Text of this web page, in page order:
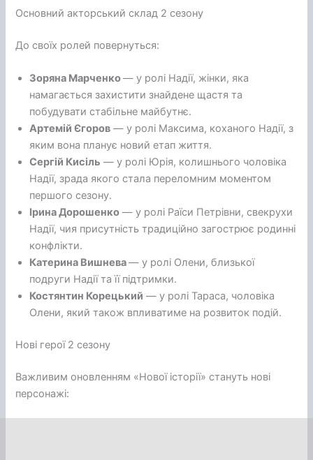
Основний акторський склад 2 сезону
До своїх ролей повернуться:
Зоряна Марченко— у ролі Надії, жінки, яка
намагається захистити знайдене щастя та
побудувати стабільне майбутнє.
Артемій Єгоров — у ролі Максима, коханого Надії, з
яким вона планує новий етап життя.
Сергій Кисіль — у ролі Юрія, колишнього чоловіка
Надії, зрада якого стала переломним моментом
першого сезону.
Ірина Дорошенко — у ролі Раїси Петрівни, свекрухи
Надії, чия присутність традиційно загострює родинні
конфлікти.
Катерина Вишнева— у ролі Олени, близької
подруги Надії та її підтримки.
Костянтин Корецький — у ролі Тараса, чоловіка
Олени, який також впливатиме на розвиток подій.
Нові герої 2 сезону
Важливим оновленням «Нової історії» стануть нові
персонажі: